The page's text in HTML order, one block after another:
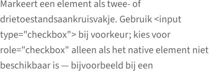
Markeert een element als twee- of
drietoestandsaankruisvakje. Gebruik <input
type="checkbox"> bij voorkeur; kies voor
role="checkbox" alleen als het native element niet
beschikbaar is — bijvoorbeeld bij een